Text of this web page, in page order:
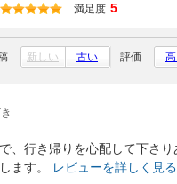
満足度 5
新しい 古い 評価
、行き帰りを心配して下さ
ます。
レビューを詳しく見る